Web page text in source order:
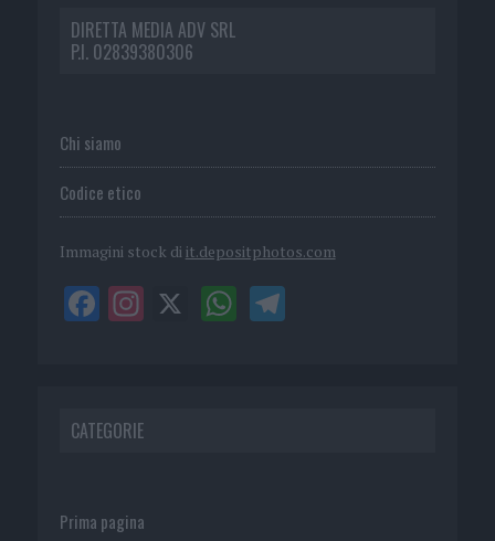
DIRETTA MEDIA ADV SRL
P.I. 02839380306
Chi siamo
Codice etico
Immagini stock di it.depositphotos.com
CATEGORIE
Prima pagina